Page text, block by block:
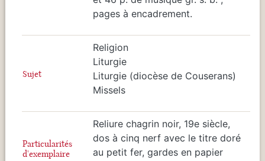
pages à encadrement.
Sujet
Religion
Liturgie
Liturgie (diocèse de Couserans)
Missels
Particularités
d'exemplaire
Reliure chagrin noir, 19e siècle,
dos à cinq nerf avec le titre doré
au petit fer, gardes en papier